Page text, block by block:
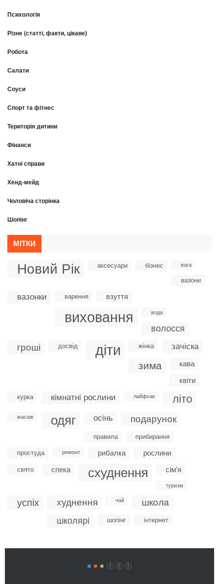
Психологія
Різне (статті, факти, цікаве)
Робота
Салати
Соуси
Спорт та фітнес
Територія дитини
Фінанси
Хатні справи
Хенд-мейд
Чоловіча сторінка
Шопінг
МІТКИ
Новий Рік аксесуари бізнес вага
вазони
вазонки варення взуття
виховання вода
волосся
гроші досвід діти жінка зачіска
зима
кава
квіти
курка кімнатні рослини лайфхак літо
масаж одяг осінь подарунок
правила прибирання
простуда ремонт рибалка рослини
свято спека схуднення сім'я
туризм
успіх худнення чай школа
школярі шопінг інтернет
1 2 3